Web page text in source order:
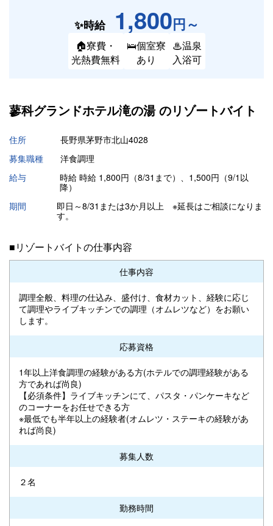
✨時給 1,800円～
🏠寮費・
光熱費無料
🛌個室寮
あり
♨温泉
入浴可
蓼科グランドホテル滝の湯 のリゾートバイト
住所
長野県茅野市北山4028
募集職種
洋食調理
給与
時給 時給 1,800円（8/31まで）、1,500円（9/1以
降）
期間
即日～8/31または3か月以上 ※延長はご相談になりま
す。
■リゾートバイトの仕事内容
仕事内容
調理全般、料理の仕込み、盛付け、食材カット、経験に応じ
て調理やライブキッチンでの調理（オムレツなど）をお願い
します。
応募資格
1年以上洋食調理の経験がある方(ホテルでの調理経験がある
方であれば尚良)
【必須条件】ライブキッチンにて、パスタ・パンケーキなど
のコーナーをお任せできる方
※最低でも半年以上の経験者(オムレツ・ステーキの経験があ
れば尚良)
募集人数
２名
勤務時間